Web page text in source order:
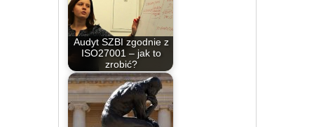
Audyt SZBI zgodnie z
ISO27001 – jak to
zrobić?